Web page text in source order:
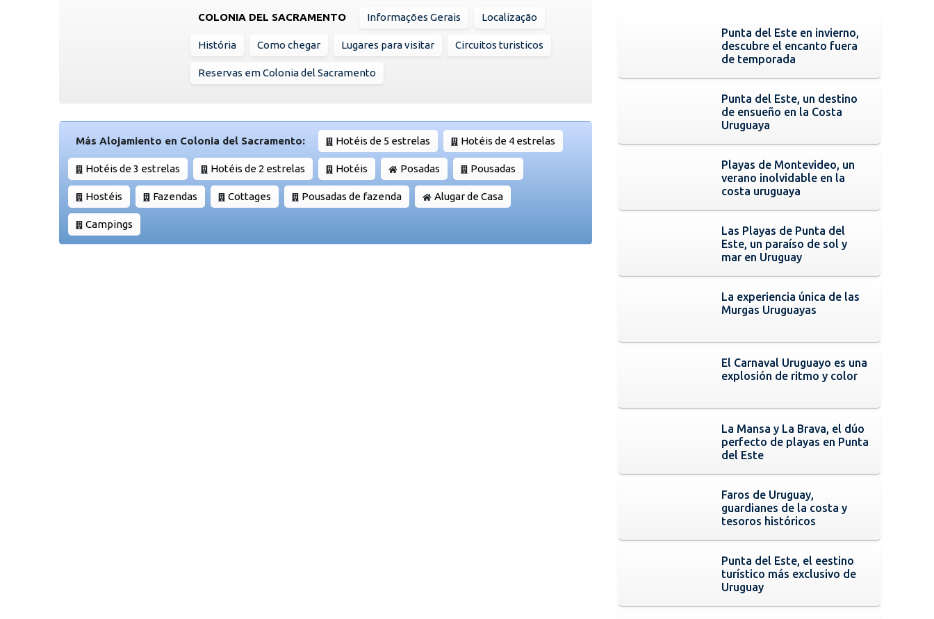
COLONIA DEL SACRAMENTO Informações Gerais Localização
História Como chegar Lugares para visitar Circuitos turisticos
Reservas em Colonia del Sacramento
Más Alojamiento en Colonia del Sacramento: Hotéis de 5 estrelas Hotéis de 4 estrelas
Hotéis de 3 estrelas Hotéis de 2 estrelas Hotéis Posadas Pousadas
Hostéis Fazendas Cottages Pousadas de fazenda Alugar de Casa
Campings
Punta del Este en invierno,
descubre el encanto fuera
de temporada
Punta del Este, un destino
de ensueño en la Costa
Uruguaya
Playas de Montevideo, un
verano inolvidable en la
costa uruguaya
Las Playas de Punta del
Este, un paraíso de sol y
mar en Uruguay
La experiencia única de las
Murgas Uruguayas
El Carnaval Uruguayo es una
explosión de ritmo y color
La Mansa y La Brava, el dúo
perfecto de playas en Punta
del Este
Faros de Uruguay,
guardianes de la costa y
tesoros históricos
Punta del Este, el eestino
turístico más exclusivo de
Uruguay